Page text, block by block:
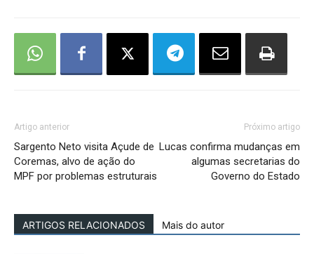
Artigo anterior
Sargento Neto visita Açude de
Coremas, alvo de ação do
MPF por problemas estruturais
Próximo artigo
Lucas confirma mudanças em
algumas secretarias do
Governo do Estado
ARTIGOS RELACIONADOS Mais do autor